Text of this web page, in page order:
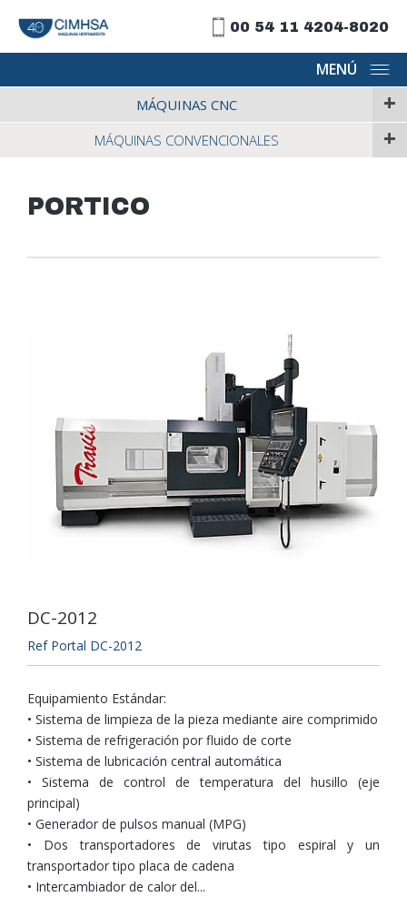
00 54 11 4204-8020
MENÚ
MÁQUINAS CNC +
MÁQUINAS CONVENCIONALES +
PORTICO
DC-2012
Ref Portal DC-2012
Equipamiento Estándar:
• Sistema de limpieza de la pieza mediante aire comprimido
• Sistema de refrigeración por fluido de corte
• Sistema de lubricación central automática
• Sistema de control de temperatura del husillo (eje
principal)
• Generador de pulsos manual (MPG)
• Dos transportadores de virutas tipo espiral y un
transportador tipo placa de cadena
• Intercambiador de calor del...